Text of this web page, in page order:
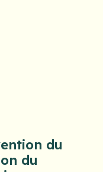
du
du